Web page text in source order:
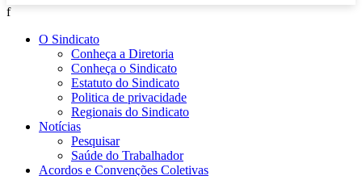
f
O Sindicato
Conheça a Diretoria
Conheça o Sindicato
Estatuto do Sindicato
Politica de privacidade
Regionais do Sindicato
Notícias
Pesquisar
Saúde do Trabalhador
Acordos e Convenções Coletivas